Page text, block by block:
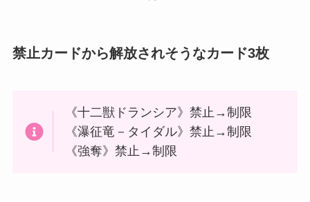
禁止カードから解放されそうなカード3枚
《十二獣ドランシア》禁止→制限
《瀑征竜－タイダル》禁止→制限
《強奪》禁止→制限